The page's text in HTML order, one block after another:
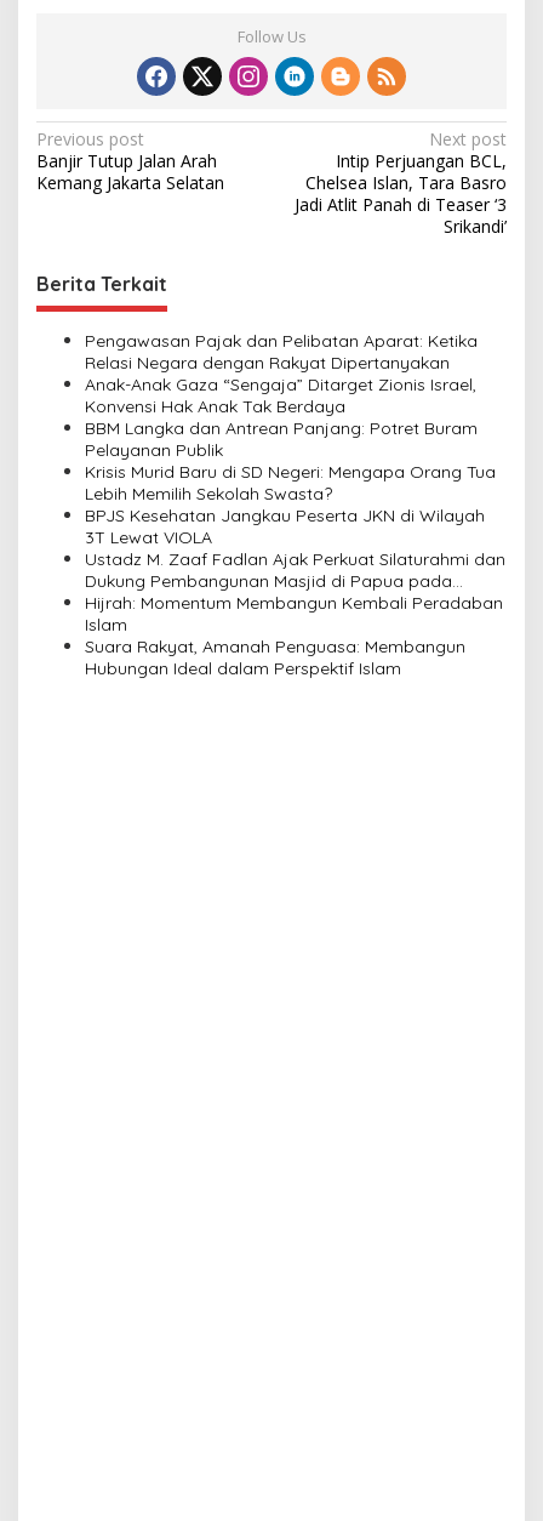
Follow Us
P
o
n
a
Previous post
Banjir Tutup Jalan Arah
Kemang Jakarta Selatan
Next post
Intip Perjuangan BCL,
Chelsea Islan, Tara Basro
Jadi Atlit Panah di Teaser ‘3
Srikandi’
Berita Terkait
Pengawasan Pajak dan Pelibatan Aparat: Ketika
Relasi Negara dengan Rakyat Dipertanyakan
Anak-Anak Gaza “Sengaja” Ditarget Zionis Israel,
Konvensi Hak Anak Tak Berdaya
BBM Langka dan Antrean Panjang: Potret Buram
Pelayanan Publik
Krisis Murid Baru di SD Negeri: Mengapa Orang Tua
Lebih Memilih Sekolah Swasta?
BPJS Kesehatan Jangkau Peserta JKN di Wilayah
3T Lewat VIOLA
Ustadz M. Zaaf Fadlan Ajak Perkuat Silaturahmi dan
Dukung Pembangunan Masjid di Papua pada
Pengajian Yayasan Alimbas Insan Cita
Hijrah: Momentum Membangun Kembali Peradaban
Islam
Suara Rakyat, Amanah Penguasa: Membangun
Hubungan Ideal dalam Perspektif Islam